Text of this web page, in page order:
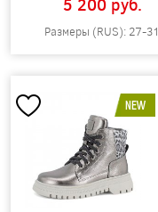
5 200 pуб.
Размеры (RUS): 27-31
NEW